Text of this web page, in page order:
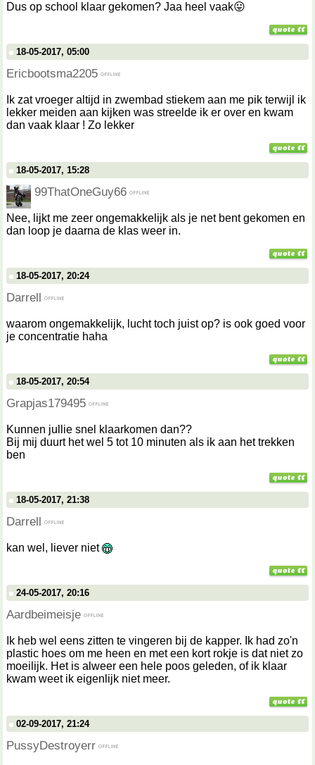
Dus op school klaar gekomen? Jaa heel vaak😛
18-05-2017, 05:00
Ericbootsma2205
Ik zat vroeger altijd in zwembad stiekem aan me pik terwijl ik
lekker meiden aan kijken was streelde ik er over en kwam
dan vaak klaar ! Zo lekker
18-05-2017, 15:28
99ThatOneGuy66
Nee, lijkt me zeer ongemakkelijk als je net bent gekomen en
dan loop je daarna de klas weer in.
18-05-2017, 20:24
Darrell
waarom ongemakkelijk, lucht toch juist op? is ook goed voor
je concentratie haha
18-05-2017, 20:54
Grapjas179495
Kunnen jullie snel klaarkomen dan??
Bij mij duurt het wel 5 tot 10 minuten als ik aan het trekken
ben
18-05-2017, 21:38
Darrell
kan wel, liever niet
24-05-2017, 20:16
Aardbeimeisje
Ik heb wel eens zitten te vingeren bij de kapper. Ik had zo'n
plastic hoes om me heen en met een kort rokje is dat niet zo
moeilijk. Het is alweer een hele poos geleden, of ik klaar
kwam weet ik eigenlijk niet meer.
02-09-2017, 21:24
PussyDestroyerr